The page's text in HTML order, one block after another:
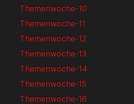
Themenwoche-10
Themenwoche-11
Themenwoche-12
Themenwoche-13
Themenwoche-14
Themenwoche-15
Themenwoche-16